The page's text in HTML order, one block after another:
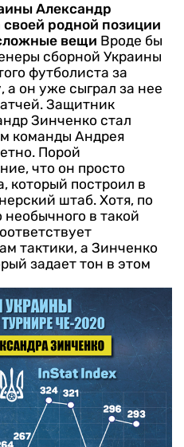
Александр
родной позиции
вещи Вроде бы
сборной Украины
футболиста за
он уже сыграл за нее
Защитник
Зинченко стал
команды Андрея
Порой
что он просто
который построил в
штаб. Хотя, по
в такой
тактики, а Зинченко
задает тон в этом